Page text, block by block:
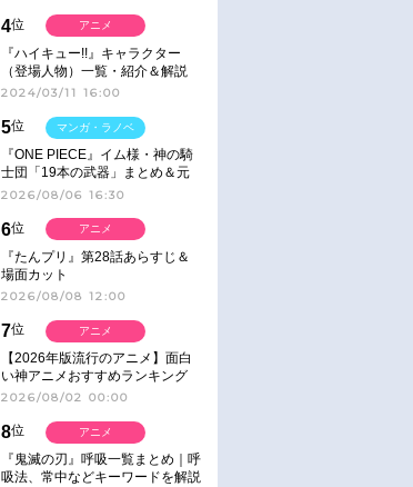
4位
『ハイキュー!!』キャラクター
（登場人物）一覧・紹介＆解説
2024/03/11 16:00
アニメ
5位
『ONE PIECE』イム様・神の騎
士団「19本の武器」まとめ＆元
ネタ
2026/08/06 16:30
マンガ・ラノベ
6位
『たんプリ』第28話あらすじ＆
場面カット
2026/08/08 12:00
アニメ
7位
【2026年版流行のアニメ】面白
い神アニメおすすめランキング
【名作・話題作】｜ジャンル別人
2026/08/02 00:00
アニメ
8位
『鬼滅の刃』呼吸一覧まとめ｜呼
吸法、常中などキーワードを解説
アニメ